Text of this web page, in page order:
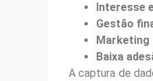
Interesse
Gestão
Marketing
Baixa
A captura de